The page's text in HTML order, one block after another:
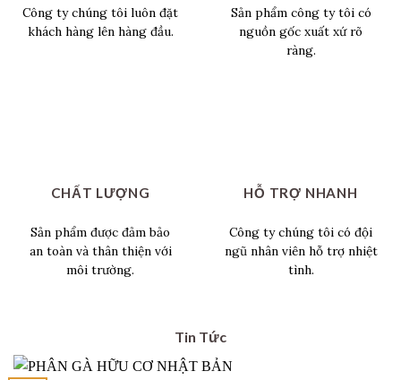
Công ty chúng tôi luôn đặt
khách hàng lên hàng đầu.
Sản phẩm công ty tôi có
nguồn gốc xuất xứ rõ
ràng.
CHẤT LƯỢNG
Sản phẩm được đảm bảo
an toàn và thân thiện với
môi trường.
HỖ TRỢ NHANH
Công ty chúng tôi có đội
ngũ nhân viên hỗ trợ nhiệt
tình.
Tin Tức